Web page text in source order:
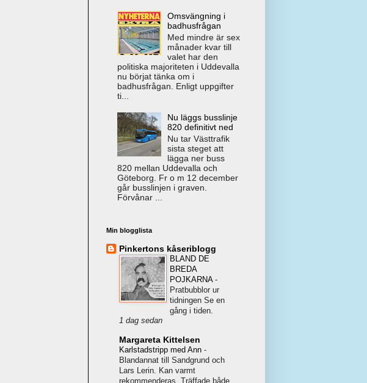
Omsvängning i
badhusfrågan
Med mindre är sex
månader kvar till
valet har den
politiska majoriteten i Uddevalla
nu börjat tänka om i
badhusfrågan. Enligt uppgifter
ti...
Nu läggs busslinje
820 definitivt ned
Nu tar Västtrafik
sista steget att
lägga ner buss
820 mellan Uddevalla och
Göteborg. Fr o m 12 december
går busslinjen i graven.
Förvånar ...
Min blogglista
Pinkertons kåseriblogg
BLAND DE
BREDA
POJKARNA -
Pratbubblor ur
tidningen Se en
gång i tiden.
1 dag sedan
Margareta Kittelsen
Karlstadstripp med Ann -
Blandannat till Sandgrund och
Lars Lerin. Kan varmt
rekommenderas. Träffade både